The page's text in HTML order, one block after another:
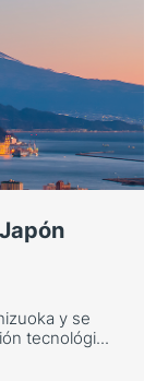
del
grandes
como sede
y se
tecnológi...